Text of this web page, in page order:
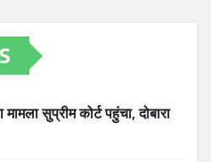
सुप्रीम कोर्ट पहुंचा, दोबारा